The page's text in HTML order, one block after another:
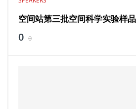
空间站第三批空间科学实验样
0 0